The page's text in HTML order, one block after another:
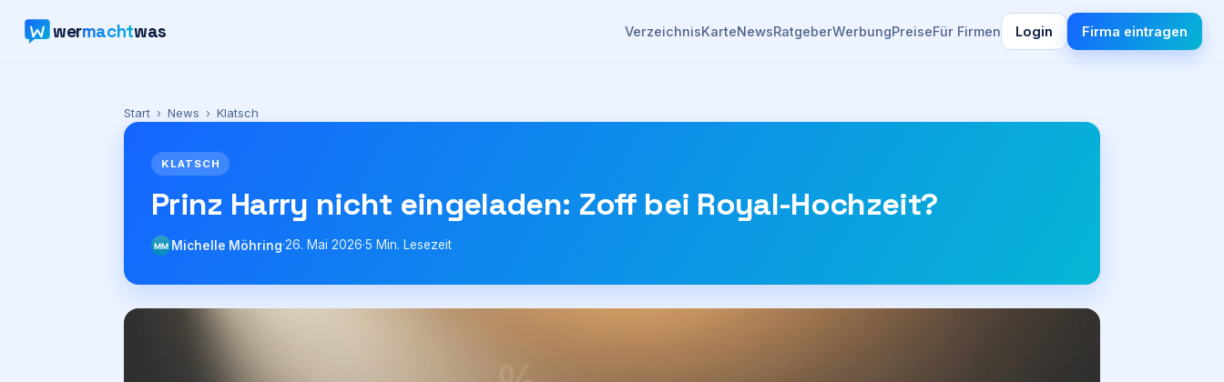
wermachtwas VerzeichnisKarteNewsRatgeberWerbungPreiseFür Firmen Login Firma eintragen
Start › News › Klatsch
KLATSCH
Prinz Harry nicht eingeladen: Zoff bei Royal-Hochzeit?
MM Michelle Möhring·26. Mai 2026·5 Min. Lesezeit